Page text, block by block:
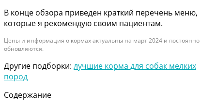
В конце обзора приведен краткий перечень меню,
которые я рекомендую своим пациентам.
Цены и информация о кормах актуальны на март 2024 и постоянно
обновляются.
Другие подборки: лучшие корма для собак мелких
пород
Содержание